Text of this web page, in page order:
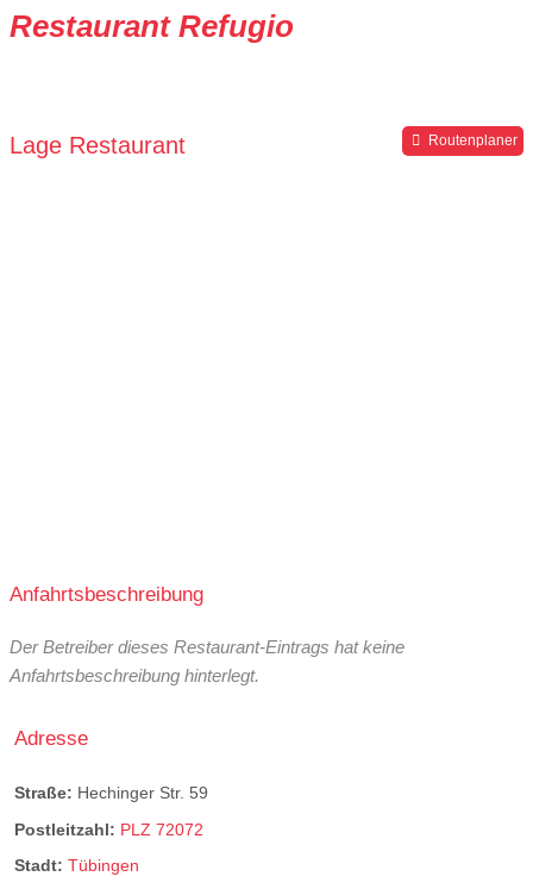
Restaurant Refugio
Lage Restaurant Routenplaner
Anfahrtsbeschreibung
Der Betreiber dieses Restaurant-Eintrags hat keine
Anfahrtsbeschreibung hinterlegt.
Adresse
Straße: Hechinger Str. 59
Postleitzahl: PLZ 72072
Stadt: Tübingen